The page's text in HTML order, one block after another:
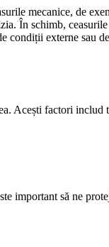
mecanice, de
În schimb,
externe sau
Acești factori
important să ne